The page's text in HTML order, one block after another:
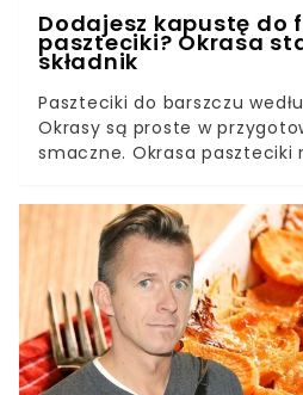
Dodajesz kapustę do
paszteciki? Okrasa
składnik
Paszteciki do barszczu
Okrasy są proste w
smaczne. Okrasa paszteciki
gotowanej soczewicy.
receptury błyskawicznie
prosi o dokładkę.Paszteciki
przygotować z dowolnym
przygotowują je z kiszoną
pieczarkami lub suszonymi
farsz robi zupełnie inaczej.
drożdżowego według jego